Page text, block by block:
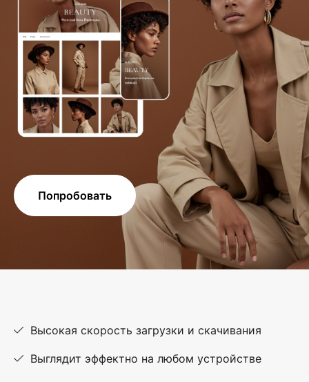
Попробовать
Высокая скорость загрузки и скачивания
Выглядит эффектно на любом устройстве